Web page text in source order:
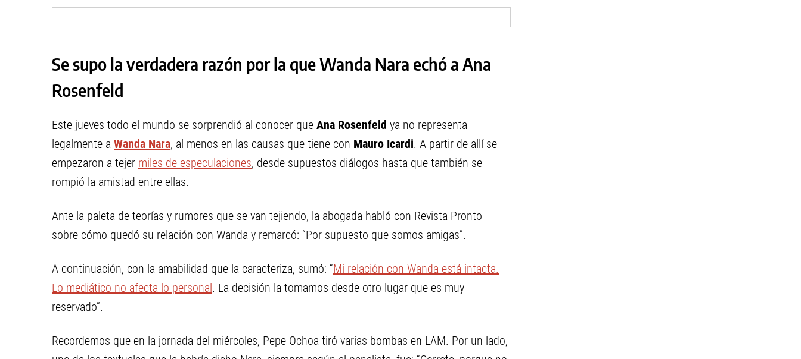
Se supo la verdadera razón por la que Wanda Nara echó a Ana
Rosenfeld
Este jueves todo el mundo se sorprendió al conocer que Ana Rosenfeld ya no representa
legalmente a Wanda Nara, al menos en las causas que tiene con Mauro Icardi. A partir de allí se
empezaron a tejer miles de especulaciones, desde supuestos diálogos hasta que también se
rompió la amistad entre ellas.
Ante la paleta de teorías y rumores que se van tejiendo, la abogada habló con Revista Pronto
sobre cómo quedó su relación con Wanda y remarcó: “Por supuesto que somos amigas”.
A continuación, con la amabilidad que la caracteriza, sumó: “Mi relación con Wanda está intacta.
Lo mediático no afecta lo personal. La decisión la tomamos desde otro lugar que es muy
reservado”.
Recordemos que en la jornada del miércoles, Pepe Ochoa tiró varias bombas en LAM. Por un lado,